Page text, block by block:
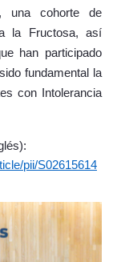
una cohorte de
la Fructosa, así
han participado
fundamental la
con Intolerancia
pii/S02615614